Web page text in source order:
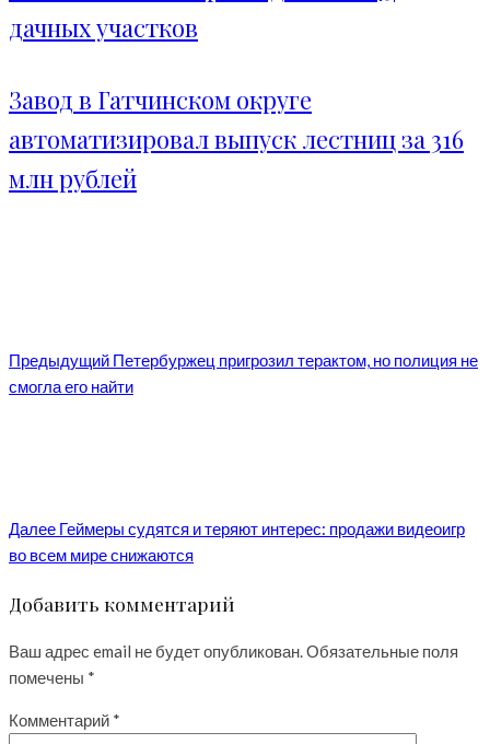
дачных участков
Завод в Гатчинском округе
автоматизировал выпуск лестниц за 316
млн рублей
Предыдущий Петербуржец пригрозил терактом, но полиция не
смогла его найти
Далее Геймеры судятся и теряют интерес: продажи видеоигр
во всем мире снижаются
Добавить комментарий
Ваш адрес email не будет опубликован.Обязательные поля
помечены *
Комментарий *